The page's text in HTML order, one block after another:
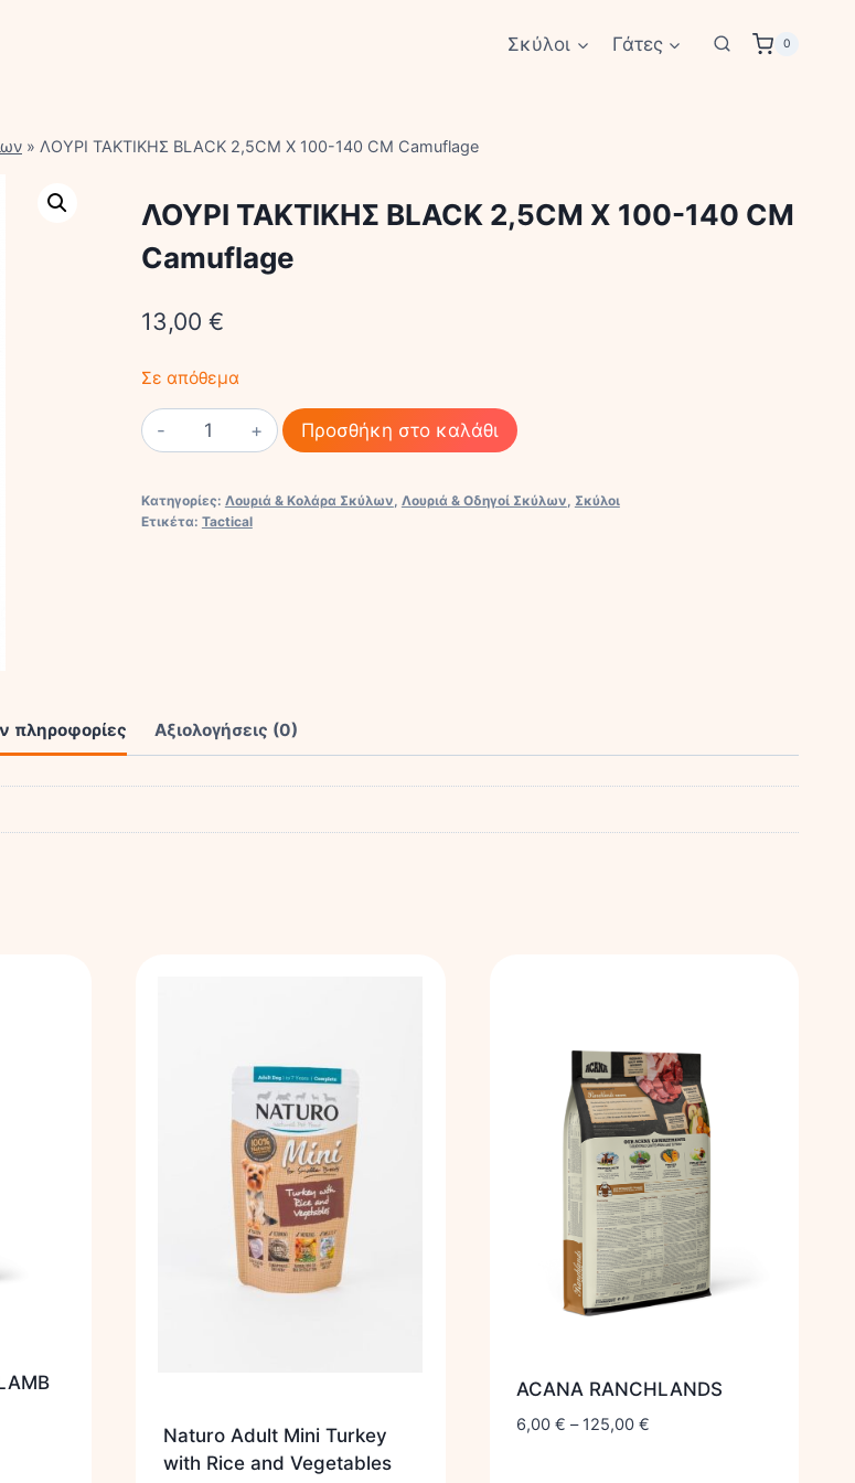
Σκύλοι Γάτες 0
» ΛΟΥΡΙ ΤΑΚΤΙΚΗΣ BLACK 2,5CM X 100-140 CM Camuflage
ΛΟΥΡΙ ΤΑΚΤΙΚΗΣ BLACK 2,5CM X 100-140 CM
Camuflage
13,00 €
Σε απόθεμα
ΛΟΥΡΙ
ΤΑΚΤΙΚΗΣ
2,5CM
Προσθήκη στο καλάθι
Κατηγορίες: Λουριά & Κολάρα Σκύλων, Λουριά & Οδηγοί Σκύλων, Σκύλοι
Ετικέτα: Tactical
πληροφορίες Αξιολογήσεις (0)
Naturo Adult Mini Turkey
with Rice and Vegetables
ACANA RANCHLANDS
6,00 € – 125,00 €